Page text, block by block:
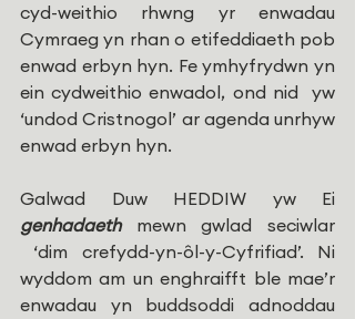
cyd-weithio rhwng yr enwadau
Cymraeg yn rhan o etifeddiaeth pob
enwad erbyn hyn. Fe ymhyfrydwn yn
ein cydweithio enwadol, ond nid  yw
‘undod Cristnogol’ ar agenda unrhyw
enwad erbyn hyn.
genhadaeth mewn gwlad seciwlar
‘dim crefydd-yn-ôl-y-Cyfrifiad’. Ni
wyddom am un enghraifft ble mae’r
enwadau yn buddsoddi adnoddau